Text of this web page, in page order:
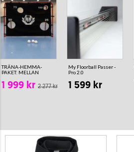
TRÄNA-HEMMA-
PAKET: MELLAN
1 999 kr 2 277 kr
My Floorball Passer -
Pro 2.0
1 599 kr